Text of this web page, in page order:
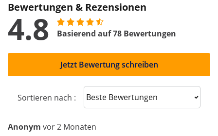
Bewertungen & Rezensionen
4.8 Basierend auf 78 Bewertungen
Jetzt Bewertung schreiben
Sortieren nach : Sort reviews
Anonym vor 2 Monaten